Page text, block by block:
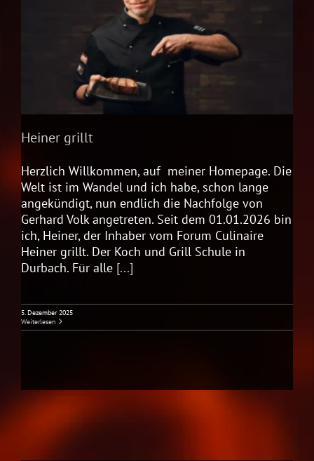
Heiner grillt
Herzlich Willkommen, auf meiner Homepage. Die
Welt ist im Wandel und ich habe, schon lange
angekündigt, nun endlich die Nachfolge von
Gerhard Volk angetreten. Seit dem 01.01.2026 bin
ich, Heiner, der Inhaber vom Forum Culinaire
Heiner grillt. Der Koch und Grill Schule in
Durbach. Für alle[...]
5. Dezember 2025
Weiterlesen